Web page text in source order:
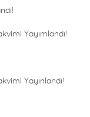
Yayımlandı!
Yayınlandı!